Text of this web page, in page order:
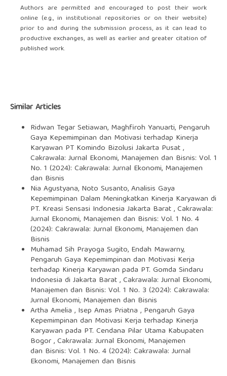
Authors are permitted and encouraged to post their work
online (e.g., in institutional repositories or on their website)
prior to and during the submission process, as it can lead to
productive exchanges, as well as earlier and greater citation of
published work.
Similar Articles
Ridwan Tegar Setiawan, Maghfiroh Yanuarti, Pengaruh
Gaya Kepemimpinan dan Motivasi terhadap Kinerja
Karyawan PT Komindo Bizolusi Jakarta Pusat,
Cakrawala: Jurnal Ekonomi, Manajemen dan Bisnis: Vol. 1
No. 1 (2024): Cakrawala: Jurnal Ekonomi, Manajemen
dan Bisnis
Nia Agustyana, Noto Susanto,Analisis Gaya
Kepemimpinan Dalam Meningkatkan Kinerja Karyawan di
PT. Kreasi Sensasi Indonesia Jakarta Barat,Cakrawala:
Jurnal Ekonomi, Manajemen dan Bisnis: Vol. 1 No. 4
(2024): Cakrawala: Jurnal Ekonomi, Manajemen dan
Bisnis
Muhamad Sih Prayoga Sugito, Endah Mawarny,
Pengaruh Gaya Kepemimpinan dan Motivasi Kerja
terhadap Kinerja Karyawan pada PT. Gomda Sindaru
Indonesia di Jakarta Barat,Cakrawala: Jurnal Ekonomi,
Manajemen dan Bisnis: Vol. 1 No. 3 (2024): Cakrawala:
Jurnal Ekonomi, Manajemen dan Bisnis
Artha Amelia , Isep Amas Priatna , Pengaruh Gaya
Kepemimpinan dan Motivasi Kerja terhadap Kinerja
Karyawan pada PT. Cendana Pilar Utama Kabupaten
Bogor,Cakrawala: Jurnal Ekonomi, Manajemen
dan Bisnis: Vol. 1 No. 4 (2024): Cakrawala: Jurnal
Ekonomi, Manajemen dan Bisnis